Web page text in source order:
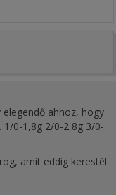
ahhoz, hogy
0-1,8g 2/0-2,8g 3/0-
amit eddig kerestél.
és sokoldalúságát.